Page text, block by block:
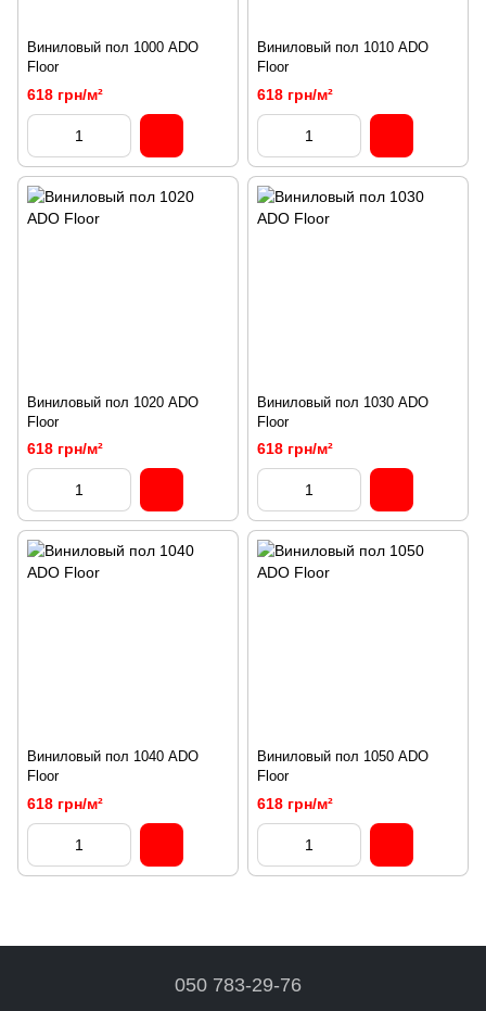
Виниловый пол 1000 ADO
Floor
618 грн/м²
Виниловый пол 1010 ADO
Floor
618 грн/м²
Виниловый пол 1020 ADO
Floor
618 грн/м²
Виниловый пол 1030 ADO
Floor
618 грн/м²
Виниловый пол 1040 ADO
Floor
618 грн/м²
Виниловый пол 1050 ADO
Floor
618 грн/м²
050 783-29-76